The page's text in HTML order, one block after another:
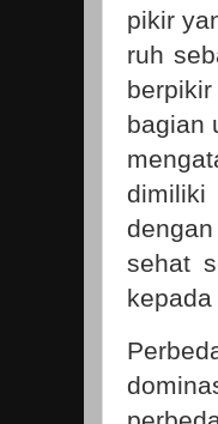
pikir
ruh
bagian
sehat